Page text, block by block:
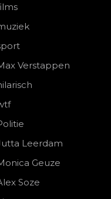
Verstappen
Leerdam
Geuze
Soze